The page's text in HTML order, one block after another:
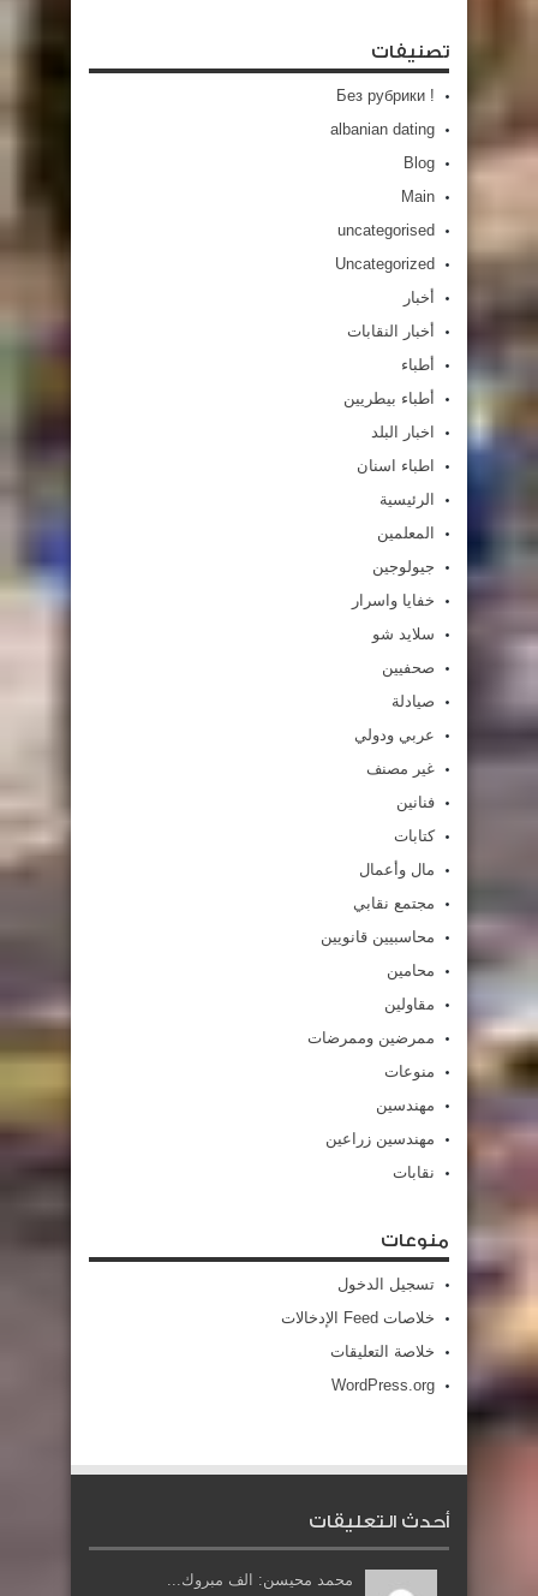
تصنيفات
! Без рубрики
albanian dating
Blog
Main
uncategorised
Uncategorized
أخبار
أخبار النقابات
أطباء
أطباء بيطريين
اخبار البلد
اطباء اسنان
الرئيسية
المعلمين
جيولوجين
خفايا واسرار
سلايد شو
صحفيين
صيادلة
عربي ودولي
غير مصنف
فنانين
كتابات
مال وأعمال
مجتمع نقابي
محاسبيين قانويين
محامين
مقاولين
ممرضين وممرضات
منوعات
مهندسين
مهندسين زراعين
نقابات
منوعات
تسجيل الدخول
خلاصات Feed الإدخالات
خلاصة التعليقات
WordPress.org
أحدث التعليقات
محمد محيسن: الف مبروك...